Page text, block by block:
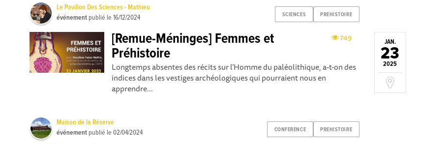
SCIENCES PREHISTOIRE
Le Pavillon Des Sciences - Mathieu
événement publié le16/12/2024
JAN.
23
2025
749
[Remue-Méninges] Femmes et
Préhistoire
Longtemps absentes des récits sur l’Homme du paléolithique, a-t-on des
indices dans les vestiges archéologiques qui pourraient nous en
apprendre...
CONFERENCE PREHISTOIRE
Maison de la Réserve
événement publié le02/04/2024